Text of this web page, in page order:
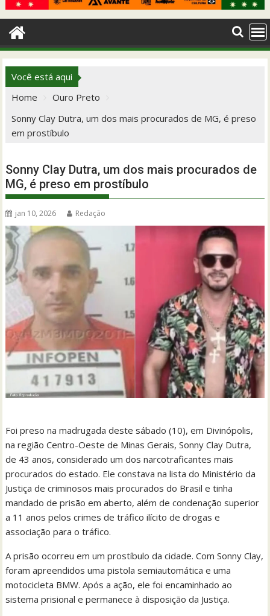
Você está aqui
Home
Ouro Preto
Sonny Clay Dutra, um dos mais procurados de MG, é preso
em prostíbulo
Sonny Clay Dutra, um dos mais procurados de
MG, é preso em prostíbulo
jan 10, 2026 Redação
Foi preso na madrugada deste sábado (10), em Divinópolis,
na região Centro-Oeste de Minas Gerais, Sonny Clay Dutra,
de 43 anos, considerado um dos narcotraficantes mais
procurados do estado. Ele constava na lista do Ministério da
Justiça de criminosos mais procurados do Brasil e tinha
mandado de prisão em aberto, além de condenação superior
a 11 anos pelos crimes de tráfico ilícito de drogas e
associação para o tráfico.
A prisão ocorreu em um prostíbulo da cidade. Com Sonny Clay,
foram apreendidos uma pistola semiautomática e uma
motocicleta BMW. Após a ação, ele foi encaminhado ao
sistema prisional e permanece à disposição da Justiça.